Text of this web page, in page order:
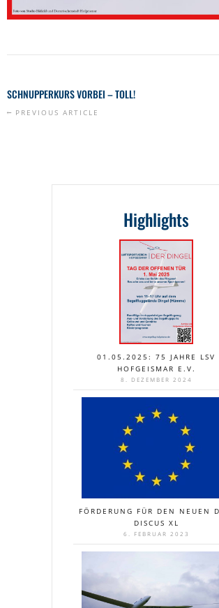
SCHNUPPERKURS VORBEI – TOLL!
PREVIOUS ARTICLE
Highlights
01.05.2025: 75 JAHRE LSV
HOFGEISMAR E.V.
8. DEZEMBER 2024
FÖRDERUNG FÜR DEN NEUEN
DISCUS XL
6. FEBRUAR 2023